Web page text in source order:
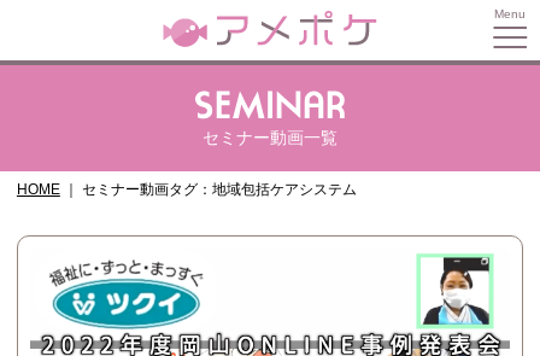
セミナー動画一覧
HOME セミナー動画タグ：地域包括ケアシステム